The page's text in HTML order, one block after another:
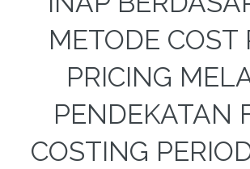
METODE COST
PRICING
PENDEKATAN
COSTING